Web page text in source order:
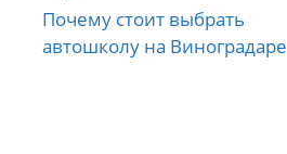
Почему стоит выбрать
автошколу на Виноградаре